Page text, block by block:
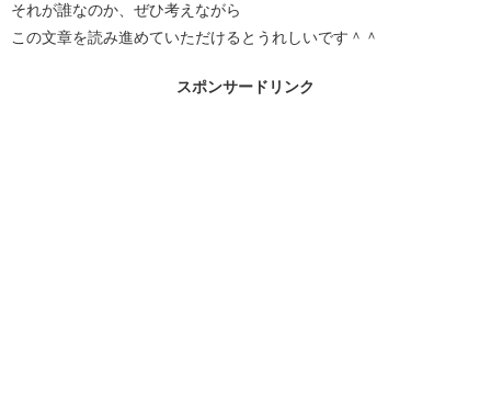
それが誰なのか、ぜひ考えながら
この文章を読み進めていただけるとうれしいです＾＾
スポンサードリンク